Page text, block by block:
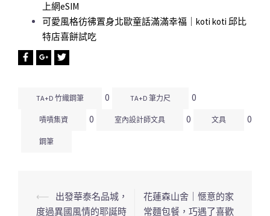
上網eSIM
可愛風格彷彿置身北歐童話滿滿幸福｜koti koti 邱比
特店喜餅試吃
TA+D 竹織鋼筆 0 TA+D 筆力尺 0
嘖嘖集資 0 室內設計師文具 0 文具 0
鋼筆
文
⟵
出發華泰名品城，
度過異國風情的耶誕時
花蓮森山舍｜愜意的家
常麵包餐，巧遇了喜歡